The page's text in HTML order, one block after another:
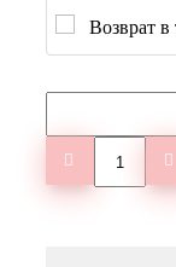
Возврат в